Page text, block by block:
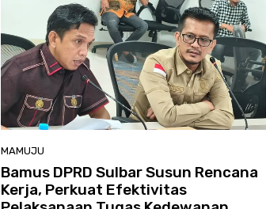
MAMUJU
Bamus DPRD Sulbar Susun Rencana
Kerja, Perkuat Efektivitas